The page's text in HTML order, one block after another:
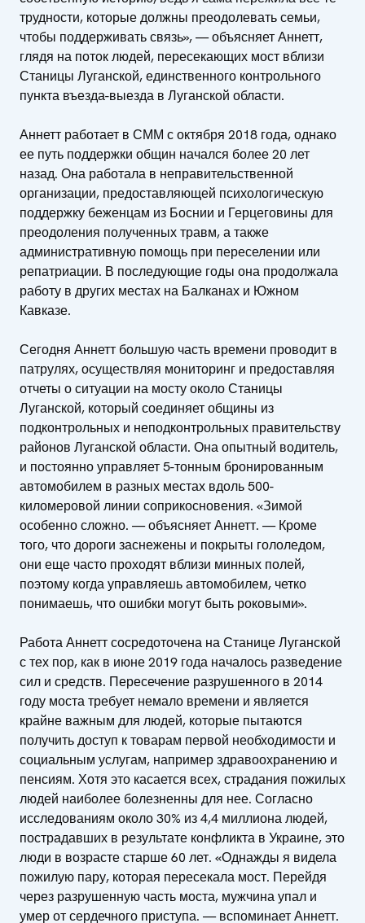
трудности, которые должны преодолевать семьи,
чтобы поддерживать связь», — объясняет Аннетт,
глядя на поток людей, пересекающих мост вблизи
Станицы Луганской, единственного контрольного
пункта въезда-выезда в Луганской области.
Аннетт работает в СММ с октября 2018 года, однако
ее путь поддержки общин начался более 20 лет
назад. Она работала в неправительственной
организации, предоставляющей психологическую
поддержку беженцам из Боснии и Герцеговины для
преодоления полученных травм, а также
административную помощь при переселении или
репатриации. В последующие годы она продолжала
работу в других местах на Балканах и Южном
Кавказе.
Сегодня Аннетт большую часть времени проводит в
патрулях, осуществляя мониторинг и предоставляя
отчеты о ситуации на мосту около Станицы
Луганской, который соединяет общины из
подконтрольных и неподконтрольных правительству
районов Луганской области. Она опытный водитель,
и постоянно управляет 5-тонным бронированным
автомобилем в разных местах вдоль 500-
киломеровой линии соприкосновения. «Зимой
особенно сложно. — объясняет Аннетт. — Кроме
того, что дороги заснежены и покрыты гололедом,
они еще часто проходят вблизи минных полей,
поэтому когда управляешь автомобилем, четко
понимаешь, что ошибки могут быть роковыми».
Работа Аннетт сосредоточена на Станице Луганской
с тех пор, как в июне 2019 года началось разведение
сил и средств. Пересечение разрушенного в 2014
году моста требует немало времени и является
крайне важным для людей, которые пытаются
получить доступ к товарам первой необходимости и
социальным услугам, например здравоохранению и
пенсиям. Хотя это касается всех, страдания пожилых
людей наиболее болезненны для нее. Согласно
исследованиям около 30% из 4,4 миллиона людей,
пострадавших в результате конфликта в Украине, это
люди в возрасте старше 60 лет. «Однажды я видела
пожилую пару, которая пересекала мост. Перейдя
через разрушенную часть моста, мужчина упал и
умер от сердечного приступа. — вспоминает Аннетт.